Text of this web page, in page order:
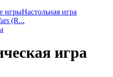
игрыНастольная игра
(R...
игра